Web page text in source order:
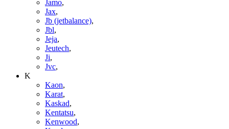
Jamo,
Jax,
Jb (jetbalance),
Jbl,
Jeja,
Jeutech,
Ji,
Jvc,
K
Kaon,
Karat,
Kaskad,
Kentatsu,
Kenwood,